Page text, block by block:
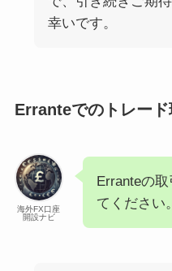
幸いです。
Erranteでのトレード
海外FX口座
開設ナビ
Erranteの
てください。